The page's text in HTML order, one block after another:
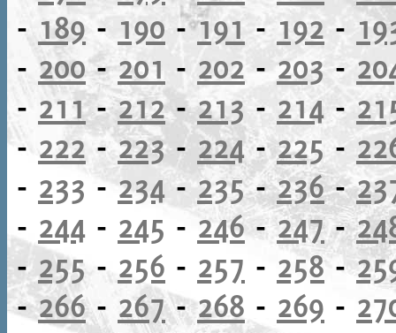
- 189 - 190 -191- 192 -
- 200-201 - 202-203 -
- 211-212-213 - 214 -
- 222 -223-224-225-
- 233 -234 -235-236-
- 244 - 245 - 246-247-
- 255- 256 - 257 - 258-
-266- 267-268 - 269 -